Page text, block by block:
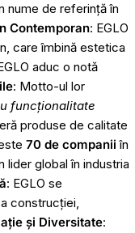
nume de referință în
Contemporan: EGLO
care îmbină estetica
aduc o notă
: Motto-ul lor
funcționalitate
produse de calitate
70 de companii în
lider global în industria
: EGLO se
construcției,
și Diversitate: